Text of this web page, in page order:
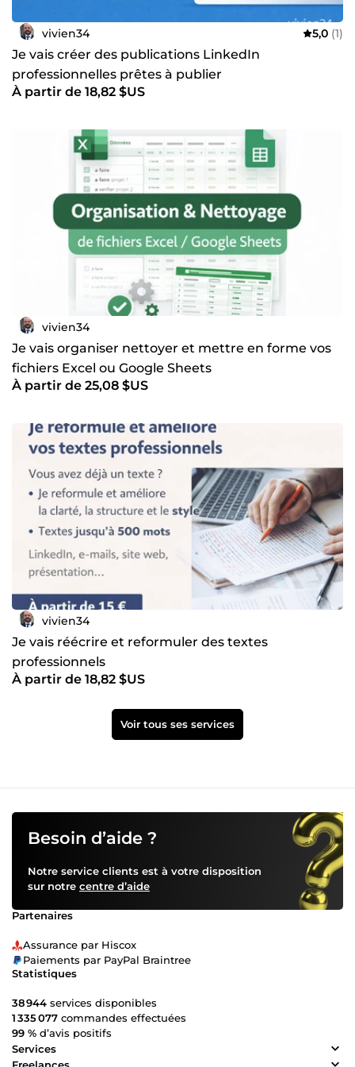
vivien34 5,0 (1)
Je vais créer des publications LinkedIn
professionnelles prêtes à publier
À partir de 18,82 $US
vivien34
Je vais organiser nettoyer et mettre en forme vos
fichiers Excel ou Google Sheets
À partir de 25,08 $US
vivien34
Je vais réécrire et reformuler des textes
professionnels
À partir de 18,82 $US
Voir tous ses services
Besoin d’aide ?
Notre service clients est à votre disposition
sur notre centre d’aide
Partenaires
Assurance par Hiscox
Paiements par PayPal Braintree
Statistiques
38 944 services disponibles
1 335 077 commandes effectuées
99 % d’avis positifs
Services